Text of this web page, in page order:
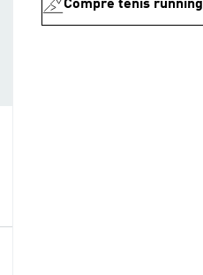
Compre tenis running